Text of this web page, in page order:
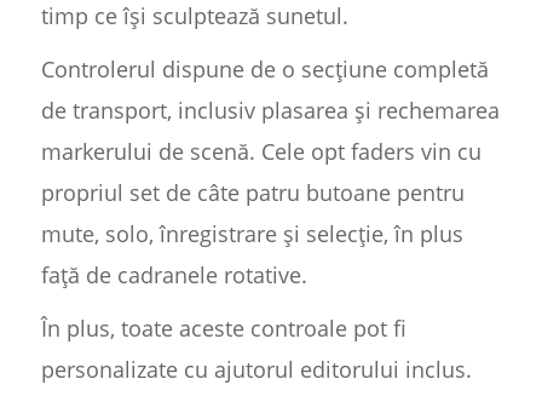
timp ce își sculptează sunetul.
Controlerul dispune de o secțiune completă
de transport, inclusiv plasarea și rechemarea
markerului de scenă. Cele opt faders vin cu
propriul set de câte patru butoane pentru
mute, solo, înregistrare și selecție, în plus
față de cadranele rotative.
În plus, toate aceste controale pot fi
personalizate cu ajutorul editorului inclus.